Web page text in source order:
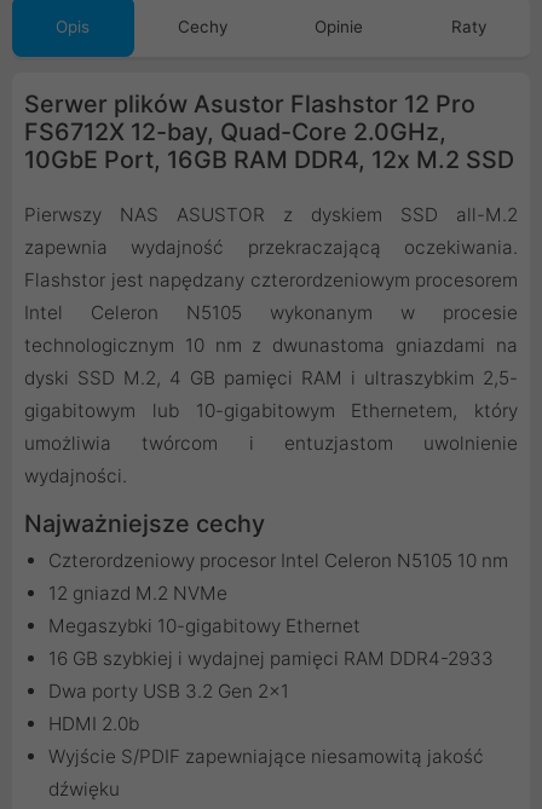
Opis Cechy Opinie Raty
Serwer plików Asustor Flashstor 12 Pro
FS6712X 12-bay, Quad-Core 2.0GHz,
10GbE Port, 16GB RAM DDR4, 12x M.2 SSD
Pierwszy NAS ASUSTOR z dyskiem SSD all-M.2
zapewnia wydajność przekraczającą oczekiwania.
Flashstor jest napędzany czterordzeniowym procesorem
Intel Celeron N5105 wykonanym w procesie
technologicznym 10 nm z dwunastoma gniazdami na
dyski SSD M.2, 4 GB pamięci RAM i ultraszybkim 2,5-
gigabitowym lub 10-gigabitowym Ethernetem, który
umożliwia twórcom i entuzjastom uwolnienie
wydajności.
Najważniejsze cechy
Czterordzeniowy procesor Intel Celeron N5105 10 nm
12 gniazd M.2 NVMe
Megaszybki 10-gigabitowy Ethernet
16 GB szybkiej i wydajnej pamięci RAM DDR4-2933
Dwa porty USB 3.2 Gen 2x1
HDMI 2.0b
Wyjście S/PDIF zapewniające niesamowitą jakość
dźwięku